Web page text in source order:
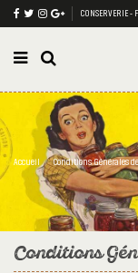
CONSERVERIE -
Accueil Conditions Générales
Conditions